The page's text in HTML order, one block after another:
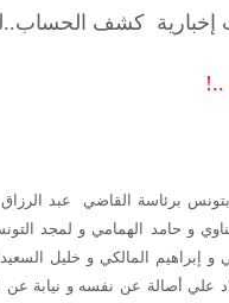
عدنان القناوي و حامد الهمامي و
أولاد علي أصالة عن نفسه و